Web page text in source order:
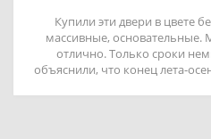
Купили эти двери в цвете
массивные, основательные.
отлично. Только сроки
объяснили, что конец лета-